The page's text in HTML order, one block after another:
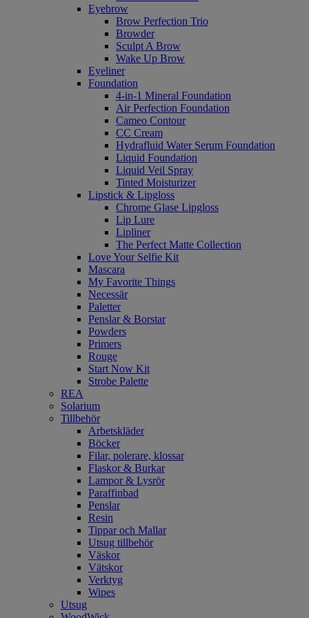
Eyebrow
Brow Perfection Trio
Browder
Sculpt A Brow
Wake Up Brow
Eyeliner
Foundation
4-in-1 Mineral Foundation
Air Perfection Foundation
Cameo Contour
CC Cream
Hydrafluid Water Serum Foundation
Liquid Foundation
Liquid Veil Spray
Tinted Moisturizer
Lipstick & Lipgloss
Chrome Glase Lipgloss
Lip Lure
Lipliner
The Perfect Matte Collection
Love Your Selfie Kit
Mascara
My Favorite Things
Necessär
Paletter
Penslar & Borstar
Powders
Primers
Rouge
Start Now Kit
Strobe Palette
REA
Solarium
Tillbehör
Arbetskläder
Böcker
Filar, polerare, klossar
Flaskor & Burkar
Lampor & Lysrör
Paraffinbad
Penslar
Resin
Tippar och Mallar
Utsug tillbehör
Väskor
Vätskor
Verktyg
Wipes
Utsug